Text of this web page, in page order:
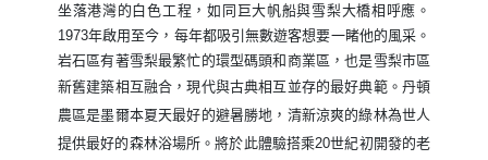
坐落港灣的白色工程，如同巨大帆船與雪梨大橋相呼應。
1973年啟用至今，每年都吸引無數遊客想要一睹他的風采。
岩石區有著雪梨最繁忙的環型碼頭和商業區，也是雪梨市區
新舊建築相互融合，現代與古典相互並存的最好典範。 丹頓
農區是墨爾本夏天最好的避暑勝地，清新涼爽的綠林為世人
提供最好的森林浴場所。將於此體驗搭乘20世紀初開發的老